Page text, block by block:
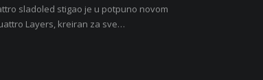
sladoled stigao je u potpuno novom
Layers, kreiran za sve…